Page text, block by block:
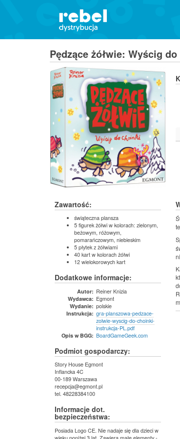
Pędzące żółwie: Wyścig
Zawartość:
świąteczna plansza
5 figurek żółwi w kolorach: zielonym,
beżowym, różowym,
pomarańczowym, niebieskim
5 płytek z żółwiami
40 kart w kolorach żółwi
12 wielokorowych kart
Dodatkowe informacje:
Autor: Reiner Knizia
Wydawca: Egmont
Wydanie: polskie
Instrukcja: gra-planszowa-pedzace-
zolwie-wyscig-do-choinki-
instrukcja-PL.pdf
Opis w BGG: BoardGameGeek.com
Podmiot gospodarczy:
Story House Egmont
Inflancka 4C
00-189 Warszawa
recepcja@egmont.pl
tel. 48228384100
Informacje dot.
bezpieczeństwa:
Posiada Logo CE. Nie nadaje się dla dzieci w
wieku poniżej 3 lat. Zawiera małe elementy -